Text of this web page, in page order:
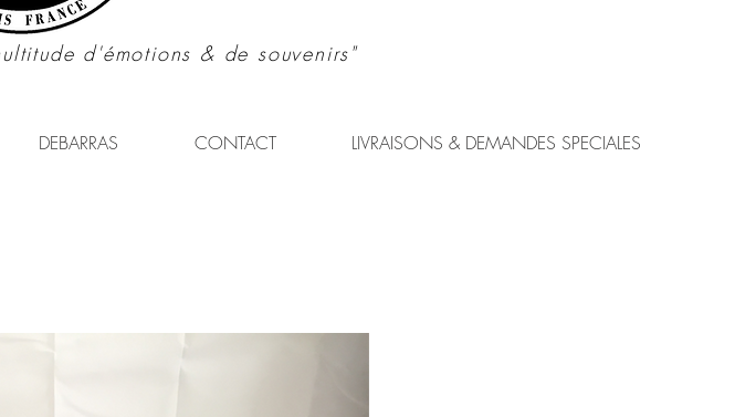
d'émotions & de souvenirs"
DEBARRAS CONTACT LIVRAISONS & DEMANDES SPECIALES